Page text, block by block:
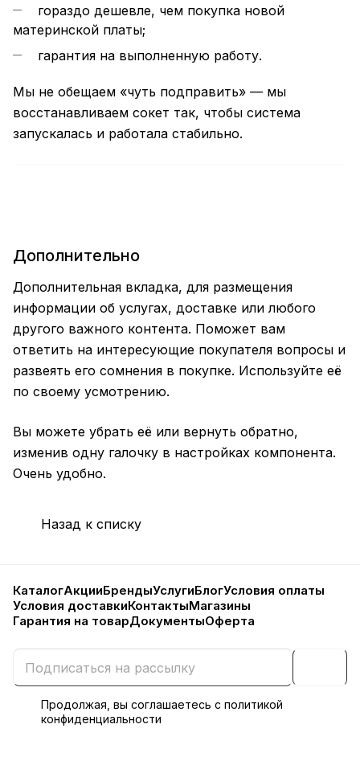
гораздо дешевле, чем покупка новой
материнской платы;
гарантия на выполненную работу.
Мы не обещаем «чуть подправить» — мы
восстанавливаем сокет так, чтобы система
запускалась и работала стабильно.
Дополнительно
Дополнительная вкладка, для размещения
информации об услугах, доставке или любого
другого важного контента. Поможет вам
ответить на интересующие покупателя вопросы и
развеять его сомнения в покупке. Используйте её
по своему усмотрению.
Вы можете убрать её или вернуть обратно,
изменив одну галочку в настройках компонента.
Очень удобно.
Назад к списку
КаталогАкцииБрендыУслугиБлогУсловия оплаты
Условия доставкиКонтактыМагазины
Гарантия на товарДокументыОферта
Продолжая, вы соглашаетесь с политикой
конфиденциальности